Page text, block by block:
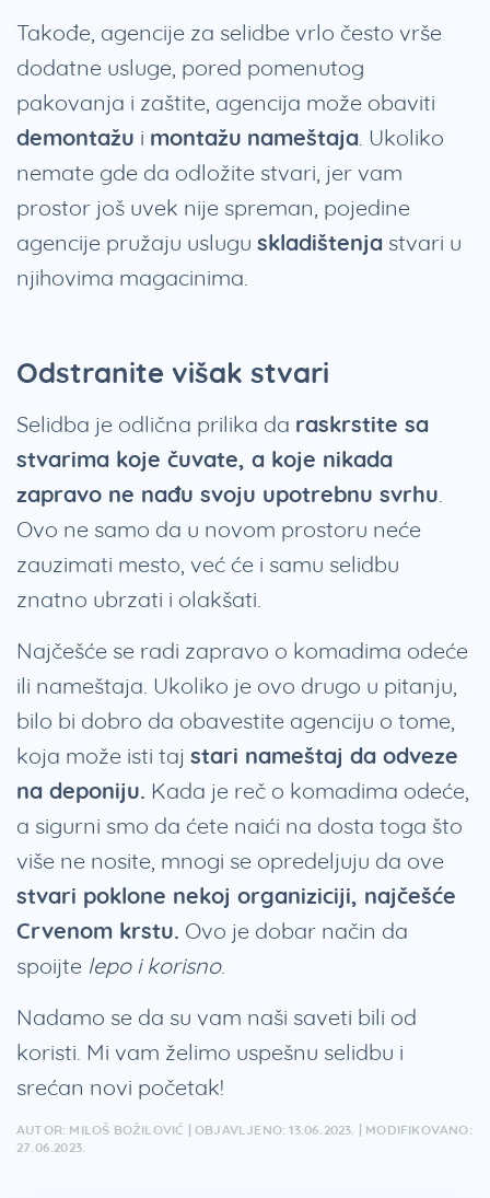
Takođe, agencije za selidbe vrlo često vrše
dodatne usluge, pored pomenutog
pakovanja i zaštite, agencija može obaviti
demontažu i montažu nameštaja . Ukoliko
nemate gde da odložite stvari, jer vam
prostor još uvek nije spreman, pojedine
agencije pružaju uslugu skladištenja stvari u
njihovima magacinima.
Odstranite višak stvari
Selidba je odlična prilika da raskrstite sa
stvarima koje čuvate, a koje nikada
zapravo ne nađu svoju upotrebnu svrhu
Ovo ne samo da u novom prostoru neće
zauzimati mesto, već će i samu selidbu
znatno ubrzati i olakšati.
Najčešće se radi zapravo o komadima odeće
ili nameštaja. Ukoliko je ovo drugo u pitanju,
bilo bi dobro da obavestite agenciju o tome,
koja može isti taj stari nameštaj da odveze
na deponiju. Kada je reč o komadima odeće,
a sigurni smo da ćete naići na dosta toga što
više ne nosite, mnogi se opredeljuju da ove
stvari poklone nekoj organiziciji, najčešće
Crvenom krstu. Ovo je dobar način da
spoijte lepo i korisno.
Nadamo se da su vam naši saveti bili od
koristi. Mi vam želimo uspešnu selidbu i
srećan novi početak!
AUTOR: MILOŠ BOŽILOVIĆ | OBJAVLJENO: 13.06.2023. | MODIFIKOVANO:
27.06.2023.